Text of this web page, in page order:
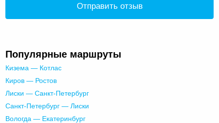
Отправить отзыв
Популярные маршруты
Кизема — Котлас
Киров — Ростов
Лиски — Санкт-Петербург
Санкт-Петербург — Лиски
Вологда — Екатеринбург